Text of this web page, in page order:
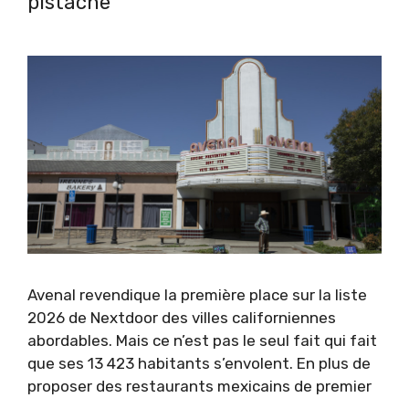
Avenal revendique la première place sur la liste
2026 de Nextdoor des villes californiennes
abordables. Mais ce n’est pas le seul fait qui fait
que ses 13 423 habitants s’envolent. En plus de
proposer des restaurants mexicains de premier